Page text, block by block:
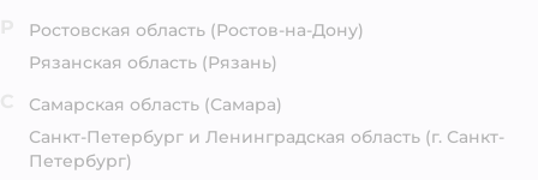
Ростовская область (Ростов-на-Дону)
Рязанская область (Рязань)
Самарская область (Самара)
Санкт-Петербург и Ленинградская область (г. Санкт-
Петербург)